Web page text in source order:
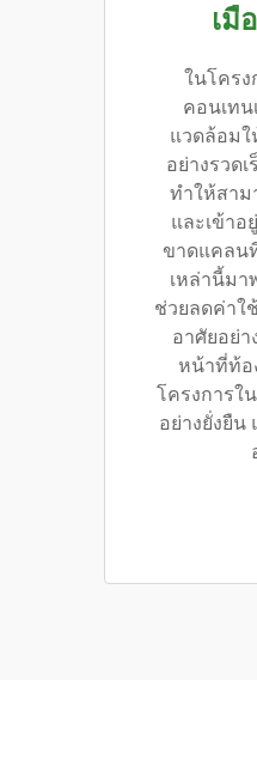
เมื
ในโครง
คอนเทน
แวดล้อมใ
อย่างรวด
ทำให้สาม
และเข้า
ขาดแคลน
เหล่านี้มา
ช่วยลดค่าใ
อาศัยอย่
หน้าที่ท้อ
โครงการใ
อย่างยั่งยืน